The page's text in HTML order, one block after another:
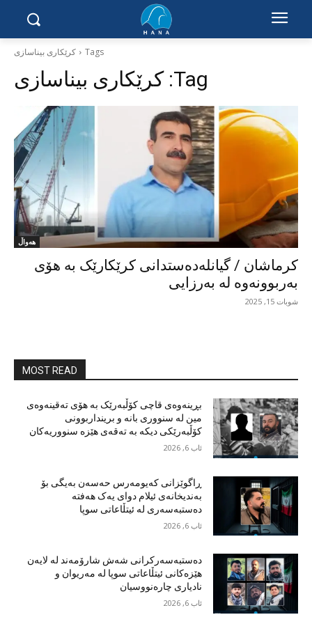
Tags کرێکاری بیناسازی
Tag: کرێکاری بیناسازی
هەواڵ
کرماشان / گیانلەدەستدانی کرێکارێک بە هۆی
بەربوونەوە لە بەرزایی
شوبات 15, 2025
MOST READ
بڕینەوەی قاچی کۆڵبەرێک بە هۆی تەقینەوەی
مین لە سنووری بانە و برینداربوونی
کۆڵبەرێکی دیکە بە تەقەی هێزە سنووریەکان
ئاب 6, 2026
ڕاگوێزانی کەیومەرس حەسەن بەیگی بۆ
بەندیخانەی ئیلام دوای یەک هەفتە
دەستبەسەری لە ئیتڵاعاتی سوپا
ئاب 6, 2026
دەستبەسەرکرانی شەش شارۆمەند لە لایەن
هێزەکانی ئیتڵاعاتی سوپا لە مەریوان و
نادیاری چارەنووسیان
ئاب 6, 2026